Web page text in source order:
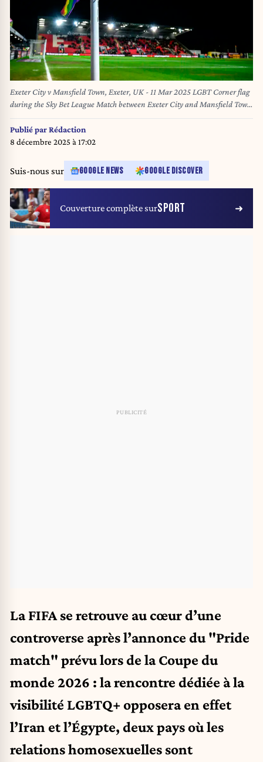
Exeter City v Mansfield Town, Exeter, UK - 11 Mar 2025 LGBT Corner flag
during the Sky Bet League Match between Exeter City and Mansfield Town
at St James Park, Devon on 11 March 2025. Exeter St James Park Devon
GBR Copyright: xPhilxMingo/PPAUKx PPA-172875
Publié parRédaction
8 décembre 2025 à 17:02
Suis-nous sur GOOGLE NEWS GOOGLE DISCOVER
Couverture complète surSPORT
La FIFA se retrouve au cœur d’une
controverse après l’annonce du "Pride
match" prévu lors de la Coupe du
monde 2026 : la rencontre dédiée à la
visibilité LGBTQ+ opposera en effet
l’Iran et l’Égypte, deux pays où les
relations homosexuelles sont